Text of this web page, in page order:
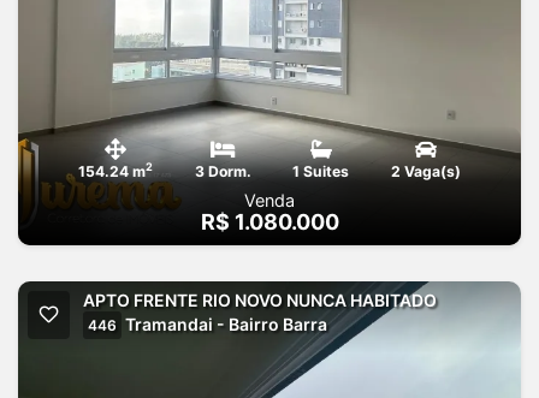
154.24 m2 3 Dorm. 1 Suites 2 Vaga(s)
Venda
R$ 1.080.000
APTO FRENTE RIO NOVO NUNCA HABITADO
446 Tramandai - Bairro Barra